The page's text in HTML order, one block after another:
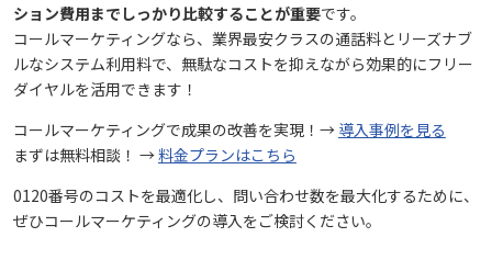
ション費用までしっかり比較することが重要です。
コールマーケティングなら、業界最安クラスの通話料とリーズナブ
ルなシステム利用料で、無駄なコストを抑えながら効果的にフリー
ダイヤルを活用できます！
コールマーケティングで成果の改善を実現！→ 導入事例を見る
まずは無料相談！ →料金プランはこちら
0120番号のコストを最適化し、問い合わせ数を最大化するために、
ぜひコールマーケティングの導入をご検討ください。